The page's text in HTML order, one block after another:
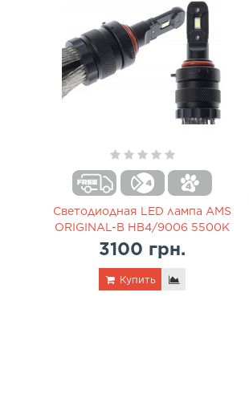
Светодиодная LED лампа AMS
ORIGINAL-B HB4/9006 5500K
3100 грн.
Купить